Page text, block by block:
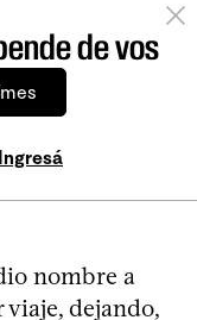
de vos
Ingresá
nombre a
dejando,